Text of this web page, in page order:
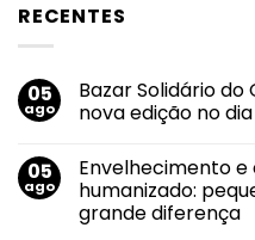
RECENTES
05
ago
Bazar Solidário
nova edição no
em
Bazar
Solidário
do
Grupo
05
ago
Envelhecimento
humanizado:
grande diferença